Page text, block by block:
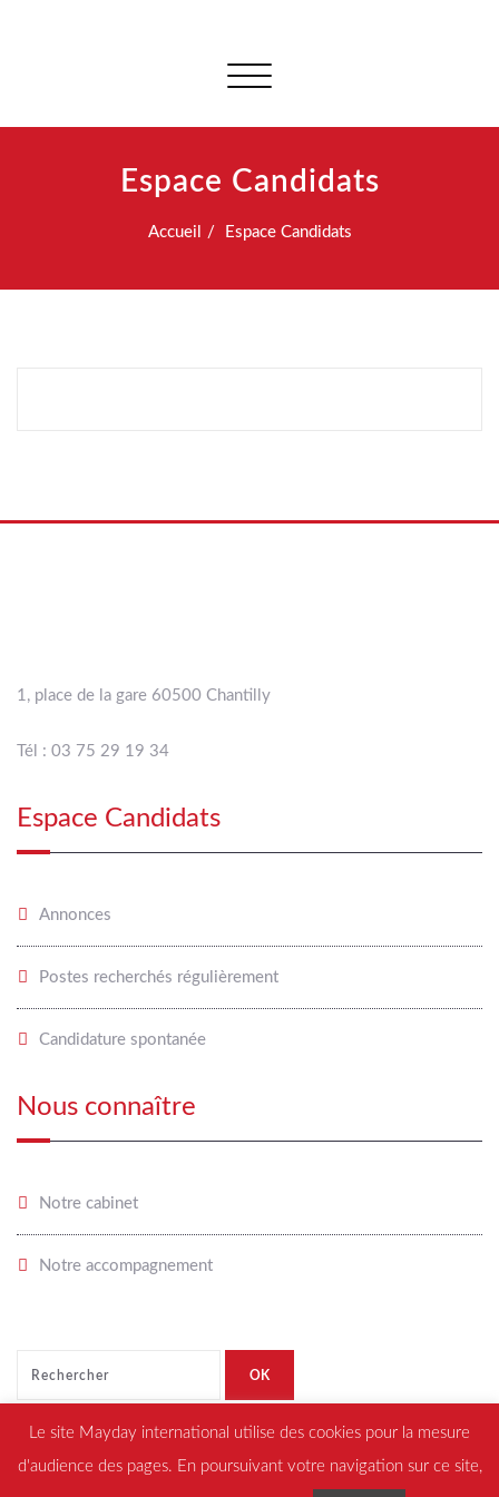
Afficher/masquer
Espace Candidats
Accueil Espace Candidats
1, place de la gare 60500 Chantilly
Tél : 03 75 29 19 34
Espace Candidats
Annonces
Postes recherchés régulièrement
Candidature spontanée
Nous connaître
Notre cabinet
Notre accompagnement
Le site Mayday international utilise des cookies pour la mesure
d'audience des pages. En poursuivant votre navigation sur ce site,